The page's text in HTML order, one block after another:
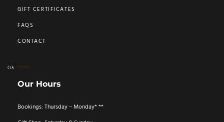
GIFT CERTIFICATES
FAQS
CONTACT
Our Hours
Bookings: Thursday – Monday* **